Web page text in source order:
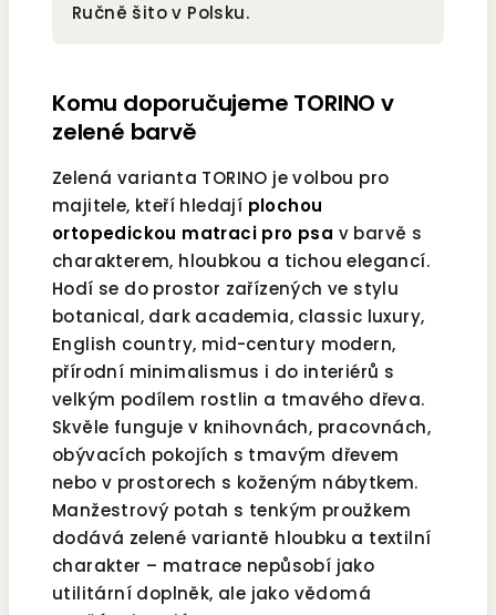
Ručně šito v Polsku.
Komu doporučujeme TORINO v
zelené barvě
Zelená varianta TORINO je volbou pro
majitele, kteří hledají plochou
ortopedickou matraci pro psa v barvě s
charakterem, hloubkou a tichou elegancí.
Hodí se do prostor zařízených ve stylu
botanical, dark academia, classic luxury,
English country, mid-century modern,
přírodní minimalismus i do interiérů s
velkým podílem rostlin a tmavého dřeva.
Skvěle funguje v knihovnách, pracovnách,
obývacích pokojích s tmavým dřevem
nebo v prostorech s koženým nábytkem.
Manžestrový potah s tenkým proužkem
dodává zelené variantě hloubku a textilní
charakter – matrace nepůsobí jako
utilitární doplněk, ale jako vědomá